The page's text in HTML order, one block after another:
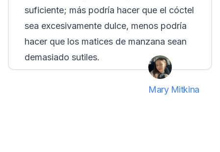
suficiente; más podría hacer que el cóctel
sea excesivamente dulce, menos podría
hacer que los matices de manzana sean
demasiado sutiles.
Mary Mitkina